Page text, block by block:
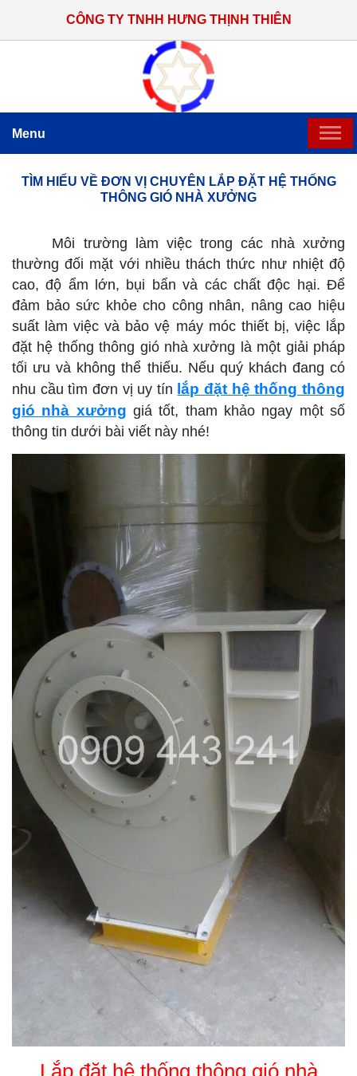
CÔNG TY TNHH HƯNG THỊNH THIÊN
Menu
TRANG CHỦ
SẢN PHẨM CHẾ TẠO
HỆ THỐNG THI CÔNG LẮP ĐẶT
TIN TỨC
TUYỂN DỤNG
LIÊN HỆ
TÌM HIỂU VỀ ĐƠN VỊ CHUYÊN LẮP ĐẶT HỆ THỐNG
THÔNG GIÓ NHÀ XƯỞNG
Môi trường làm việc trong các nhà xưởng
thường đối mặt với nhiều thách thức như nhiệt độ
cao, độ ẩm lớn, bụi bẩn và các chất độc hại. Để
đảm bảo sức khỏe cho công nhân, nâng cao hiệu
suất làm việc và bảo vệ máy móc thiết bị, việc lắp
đặt hệ thống thông gió nhà xưởng là một giải pháp
tối ưu và không thể thiếu. Nếu quý khách đang có
nhu cầu tìm đơn vị uy tín lắp đặt hệ thống thông
gió nhà xưởng giá tốt, tham khảo ngay một số
thông tin dưới bài viết này nhé!
Lắp đặt hệ thống thông gió nhà